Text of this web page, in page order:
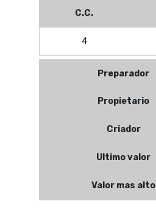
C.C.
4
Preparador
Propietario
Criador
Ultimo valor
Valor mas alto